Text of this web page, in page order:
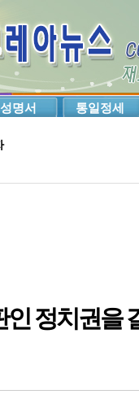
성명서 통일정세
인 정치권을